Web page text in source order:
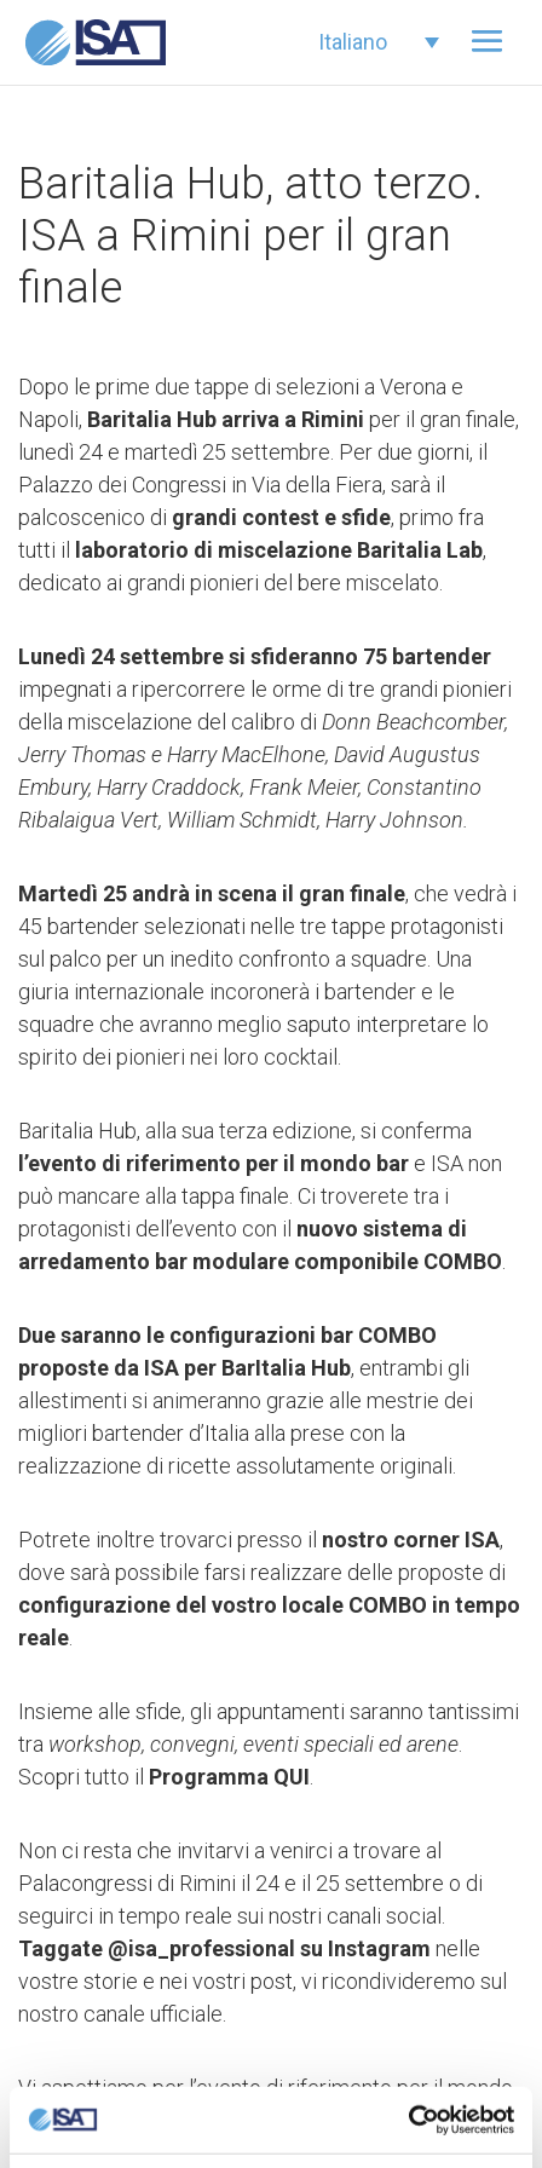
Italiano
Baritalia Hub, atto terzo.
ISA a Rimini per il gran
finale
Dopo le prime due tappe di selezioni a Verona e
Napoli, Baritalia Hub arriva a Rimini per il gran finale,
lunedì 24 e martedì 25 settembre. Per due giorni, il
Palazzo dei Congressi in Via della Fiera, sarà il
palcoscenico di grandi contest e sfide, primo fra
tutti il
laboratorio di miscelazione Baritalia Lab,
dedicato ai grandi pionieri del bere miscelato.
Lunedì 24 settembre si sfideranno 75 bartender
impegnati a ripercorrere le orme di tre grandi pionieri
della miscelazione del calibro di Donn Beachcomber,
Jerry Thomas e Harry MacElhone, David Augustus
Embury, Harry Craddock, Frank Meier, Constantino
Ribalaigua Vert, William Schmidt, Harry Johnson.
Martedì 25 andrà in scena il gran finale, che vedrà i
45 bartender selezionati nelle tre tappe protagonisti
sul palco per un inedito confronto a squadre. Una
giuria internazionale incoronerà i bartender e le
squadre che avranno meglio saputo interpretare lo
spirito dei pionieri nei loro cocktail.
Baritalia Hub, alla sua terza edizione, si conferma
l’evento di riferimento per il mondo bar e ISA non
può mancare alla tappa finale. Ci troverete tra i
protagonisti dell’evento con il nuovo sistema di
arredamento bar modulare componibile COMBO
Due saranno le configurazioni bar COMBO
proposte da ISA per BarItalia Hub, entrambi gli
allestimenti si animeranno grazie alle mestrie dei
migliori bartender d’Italia alla prese con la
realizzazione di ricette assolutamente originali.
Potrete inoltre trovarci presso il nostro corner ISA,
dove sarà possibile farsi realizzare delle proposte di
configurazione del vostro locale COMBO in tempo
reale
Insieme alle sfide, gli appuntamenti saranno tantissimi
tra workshop, convegni, eventi speciali ed arene
Scopri tutto il Programma QUI
Non ci resta che invitarvi a venirci a trovare al
Palacongressi di Rimini il 24 e il 25 settembre o di
seguirci in tempo reale sui nostri canali social.
Taggate @isa_professional su Instagram nelle
vostre storie e nei vostri post, vi ricondivideremo sul
nostro canale ufficiale.
Vi aspettiamo per l’evento di riferimento per il mondo
del bar!!!